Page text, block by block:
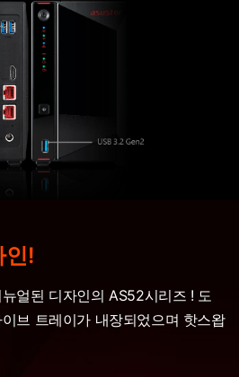
인!
얼된 디자인의 AS52시리즈 ! 도
브 트레이가 내장되었으며 핫스왑